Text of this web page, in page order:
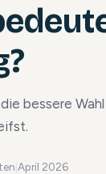
bessere
April 2026